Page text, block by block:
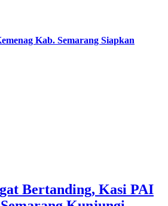
Kab. Semarang Siapkan
Bertanding, Kasi PAI